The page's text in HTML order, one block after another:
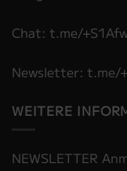
Chat: t.me/
Newsletter: t.me/
WEITERE
NEWSLETTER